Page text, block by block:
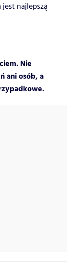
jest najlepszą
Nie
ani osób, a